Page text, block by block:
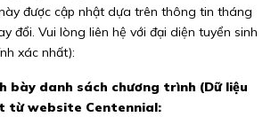
được cập nhật dựa trên thông tin tháng
đổi. Vui lòng liên hệ với đại diện tuyển sinh
xác nhất):
bày danh sách chương trình (Dữ liệu
từ website Centennial: